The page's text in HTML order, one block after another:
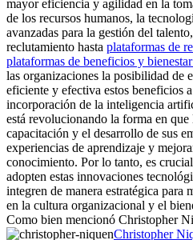
mayor eficiencia y agilidad en la
de los recursos humanos, la
avanzadas para la gestión del
reclutamiento hasta plataformas de
plataformas de beneficios y
las organizaciones la posibilidad de
eficiente y efectiva estos beneficios
incorporación de la inteligencia
está revolucionando la forma en que
capacitación y el desarrollo de sus
experiencias de aprendizaje y
conocimiento. Por lo tanto, es
adopten estas innovaciones
integren de manera estratégica
en la cultura organizacional y el
Como bien mencionó Christopher
Christopher